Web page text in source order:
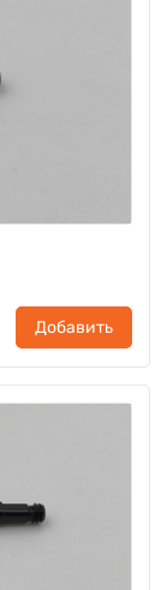
Добавить